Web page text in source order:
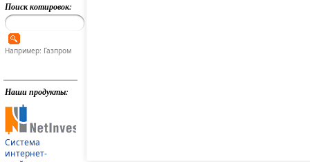
Поиск котировок:
Например: Газпром
Наши продукты:
Система
интернет-